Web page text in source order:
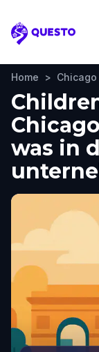
Questo
Home > Chicago
was in